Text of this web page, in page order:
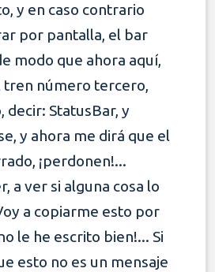
y en caso contrario
por pantalla, el bar
modo que ahora aquí,
tren número tercero,
decir: StatusBar, y
y ahora me dirá que el
¡perdonen!...
a ver si alguna cosa lo
a copiarme esto por
le he escrito bien!... Si
esto no es un mensaje